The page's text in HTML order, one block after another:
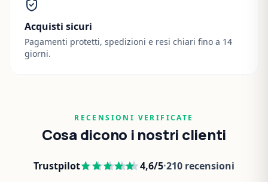
Acquisti sicuri
Pagamenti protetti, spedizioni e resi chiari fino a 14
giorni.
RECENSIONI VERIFICATE
Cosa dicono i nostri clienti
Trustpilot 4,6/5·210 recensioni